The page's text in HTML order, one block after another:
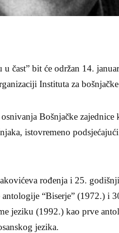
čast” bit će održan 14.
Instituta za
Bošnjačke zajednice
istovremeno
rođenja i 25.
“Biserje” (1972.) i
jeziku (1992.) kao prve
jezika.